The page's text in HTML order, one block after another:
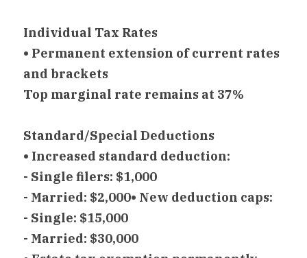
Individual Tax Rates
• Permanent extension of current rates
and brackets
Top marginal rate remains at 37%
Standard/Special Deductions
• Increased standard deduction:
- Single filers: $1,000
- Married: $2,000• New deduction caps:
- Single: $15,000
- Married: $30,000